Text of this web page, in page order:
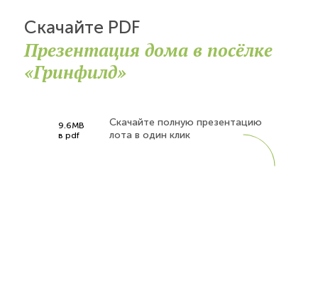
Скачайте PDF
Презентация дома в посёлке
«Гринфилд»
9.6MB
в pdf
Скачайте полную презентацию
лота в один клик